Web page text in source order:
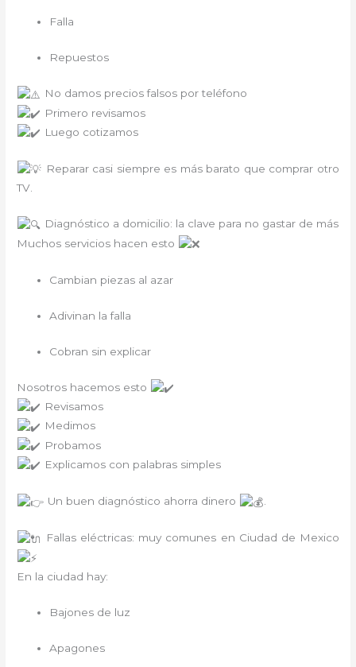
Falla
Repuestos
No damos precios falsos por teléfono
Primero revisamos
Luego cotizamos
Reparar casi siempre es más barato que comprar otro
TV.
Diagnóstico a domicilio: la clave para no gastar de más
Muchos servicios hacen esto
Cambian piezas al azar
Adivinan la falla
Cobran sin explicar
Nosotros hacemos esto
Revisamos
Medimos
Probamos
Explicamos con palabras simples
Un buen diagnóstico ahorra dinero .
Fallas eléctricas: muy comunes en Ciudad de Mexico
En la ciudad hay:
Bajones de luz
Apagones